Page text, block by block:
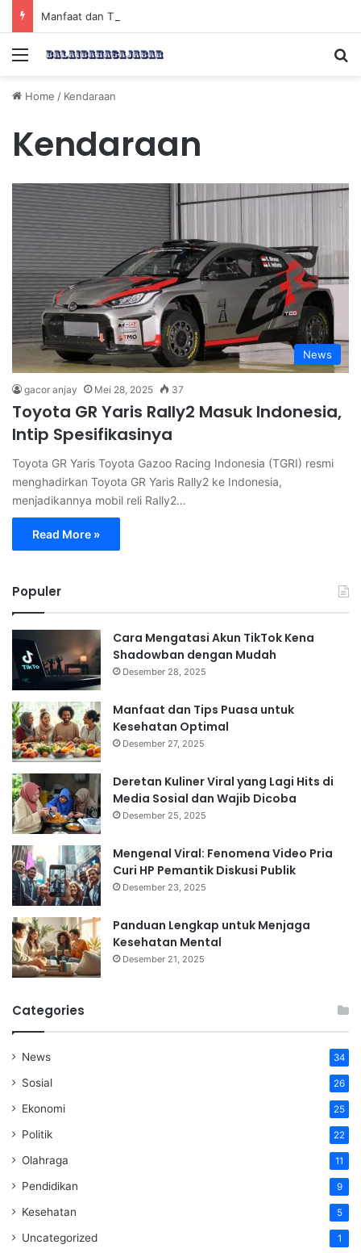
Manfaat dan Tips Puasa untuk Kesehatan Optimal
Menu
Home / Kendaraan
Kendaraan
News
gacor anjay Mei 28, 2025 37
Toyota GR Yaris Rally2 Masuk Indonesia,
Intip Spesifikasinya
Toyota GR Yaris Toyota Gazoo Racing Indonesia (TGRI) resmi
menghadirkan Toyota GR Yaris Rally2 ke Indonesia,
menjadikannya mobil reli Rally2…
Read More »
Populer
Cara Mengatasi Akun TikTok Kena
Shadowban dengan Mudah
Desember 28, 2025
Manfaat dan Tips Puasa untuk
Kesehatan Optimal
Desember 27, 2025
Deretan Kuliner Viral yang Lagi Hits di
Media Sosial dan Wajib Dicoba
Desember 25, 2025
Mengenal Viral: Fenomena Video Pria
Curi HP Pemantik Diskusi Publik
Desember 23, 2025
Panduan Lengkap untuk Menjaga
Kesehatan Mental
Desember 21, 2025
Categories
News 34
Sosial 26
Ekonomi 25
Politik 22
Olahraga 11
Pendidikan 9
Kesehatan 5
Uncategorized 1